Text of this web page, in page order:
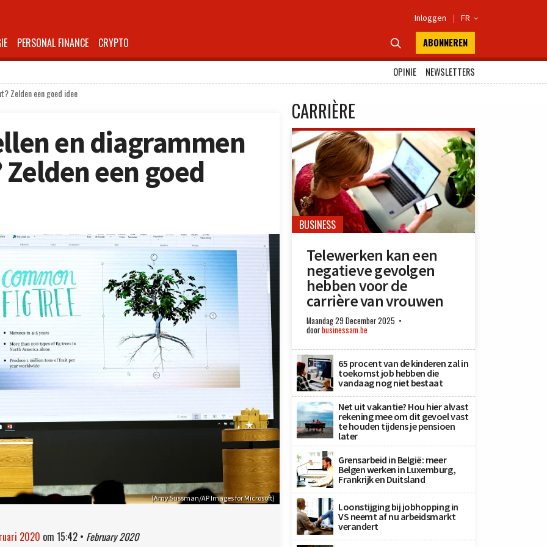
Inloggen | FR 
PERSONAL FINANCE CRYPTO  ABONNEREN
OPINIE
NEWSLETTERS
Zelden een goed idee
en diagrammen
een goed
(Amy Sussman/AP Images for Microsoft)
2020 om 15:42 • February 2020
CARRIÈRE
BUSINESS
Telewerken kan een
negatieve gevolgen
hebben voor de
carrière van vrouwen
Maandag 29 December 2025
doorbusinessam.be
65 procent van de kinderen zal in
toekomst job hebben die
vandaag nog niet bestaat
Net uit vakantie? Hou hier alvast
rekening mee om dit gevoel vast
te houden tijdens je pensioen
later
Grensarbeid in België: meer
Belgen werken in Luxemburg,
Frankrijk en Duitsland
Loonstijging bij jobhopping in
VS neemt af nu arbeidsmarkt
verandert